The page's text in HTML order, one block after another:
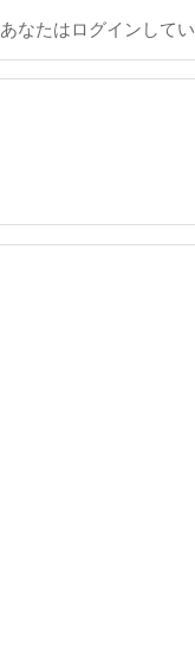
あなたはログインして